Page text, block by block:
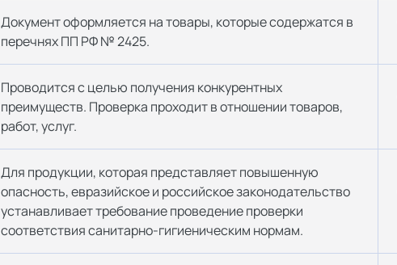
Документ оформляется на товары, которые содержатся в
перечнях ПП РФ № 2425.
Проводится с целью получения конкурентных
преимуществ. Проверка проходит в отношении товаров,
работ, услуг.
Для продукции, которая представляет повышенную
опасность, евразийское и российское законодательство
устанавливает требование проведение проверки
соответствия санитарно-гигиеническим нормам.